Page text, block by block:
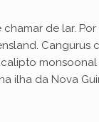
de lar.
Cangurus
ilha da Nova